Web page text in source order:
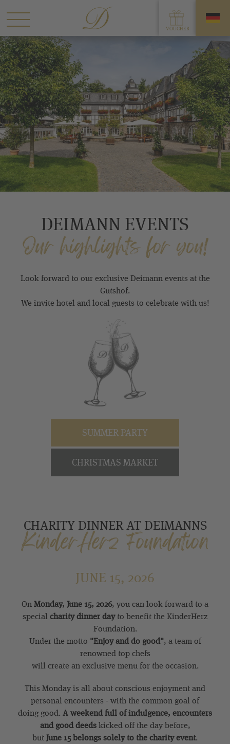
DEIMANN EVENTS
Our highlights for you!
Look forward to our exclusive Deimann events at the
Gutshof.
We invite hotel and local guests to celebrate with us!
SUMMER PARTY
CHRISTMAS MARKET
CHARITY DINNER AT DEIMANNS
KinderHerz Foundation
JUNE 15, 2026
OnMonday, June 15, 2026, you can look forward to a
special charity dinner dayto benefit the KinderHerz
Foundation.
Under the motto "Enjoy and do good", a team of
renowned top chefs
will create an exclusive menu for the occasion.
This Monday is all about conscious enjoyment and
personal encounters - with the common goal of
doing good. A weekend full of indulgence, encounters
and good deedskicked off the day before,
butJune 15 belongs solely to the charity event.